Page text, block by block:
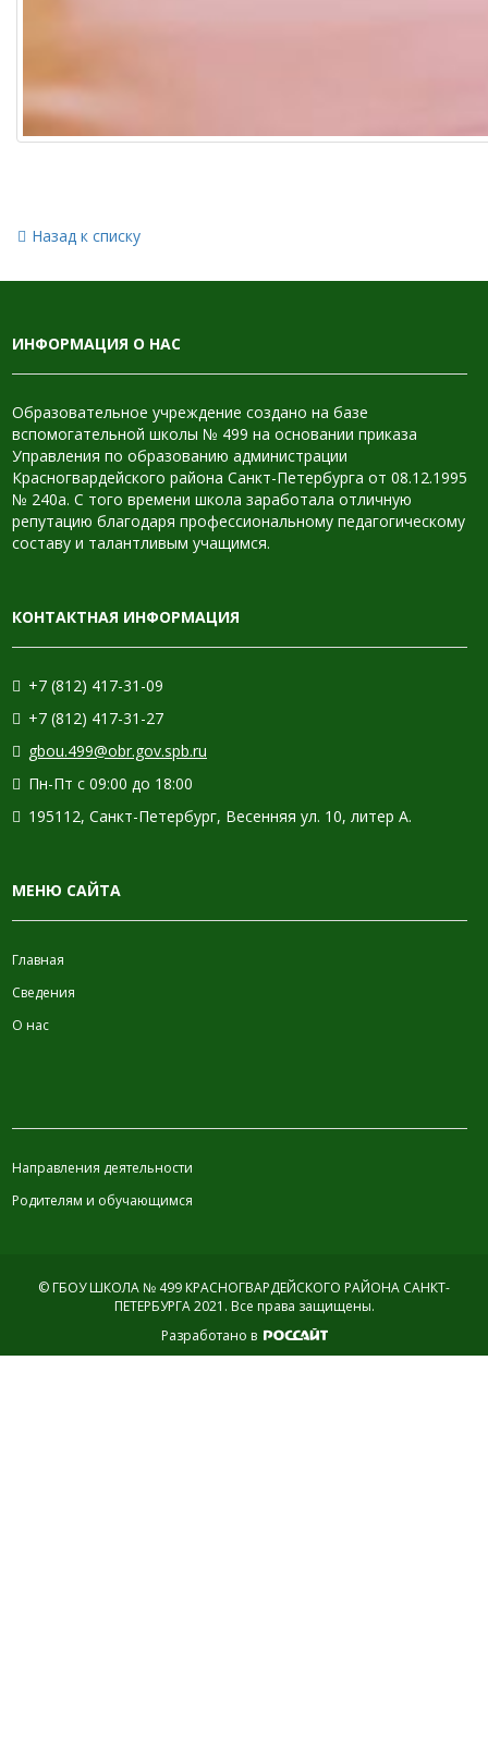
Назад к списку
ИНФОРМАЦИЯ О НАС
Образовательное учреждение создано на базе
вспомогательной школы № 499 на основании приказа
Управления по образованию администрации
Красногвардейского района Санкт-Петербурга от 08.12.1995
№ 240а. С того времени школа заработала отличную
репутацию благодаря профессиональному педагогическому
составу и талантливым учащимся.
КОНТАКТНАЯ ИНФОРМАЦИЯ
+7 (812) 417-31-09
+7 (812) 417-31-27
gbou.499@obr.gov.spb.ru
Пн-Пт с 09:00 до 18:00
195112, Санкт-Петербург, Весенняя ул. 10, литер А.
МЕНЮ САЙТА
Главная
Сведения
О нас
Направления деятельности
Родителям и обучающимся
© ГБОУ ШКОЛА № 499 КРАСНОГВАРДЕЙСКОГО РАЙОНА САНКТ-
ПЕТЕРБУРГА 2021. Все права защищены.
Разработано в